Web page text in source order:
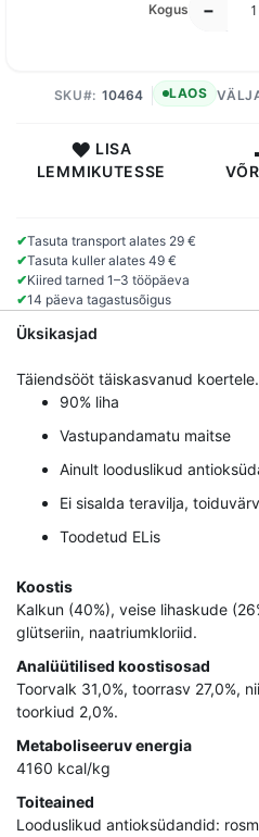
Kogus −
SKU 10464 LAOS
LISA
LEMMIKUTESSE
✔Tasuta transport alates 29 €
✔Tasuta kuller alates 49 €
✔Kiired tarned 1–3 tööpäeva
✔14 päeva tagastusõigus
Üksikasjad
Täiendsööt täiskasvanud koertele.
90% liha
Vastupandamatu maitse
Ainult looduslikud
Ei sisalda teravilja,
Toodetud ELis
Koostis
Kalkun (40%), veise lihaskude
glütseriin, naatriumkloriid.
Analüütilised koostisosad
Toorvalk 31,0%, toorrasv 27,0%,
toorkiud 2,0%.
Metaboliseeruv energia
4160 kcal/kg
Toiteained
Looduslikud antioksüdandid: